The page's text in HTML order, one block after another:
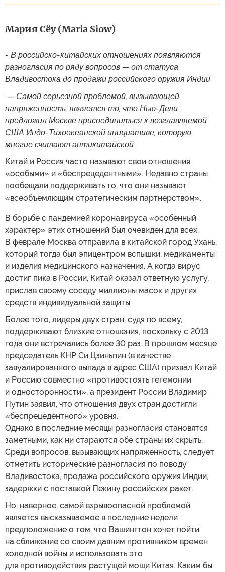
Мария Сёу (Maria Siow)
- В российско-китайских отношениях появляются
разногласия по ряду вопросов — от статуса
Владивостока до продажи российского оружия Индии
— Самой серьезной проблемой, вызывающей
напряженность, является то, что Нью-Дели
предложил Москве присоединиться к возглавляемой
США Индо-Тихоокеанской инициативе, которую
многие считают антикитайской
Китай и Россия часто называют свои отношения
«особыми» и «беспрецедентными». Недавно страны
пообещали поддерживать то, что они называют
«всеобъемлющим стратегическим партнерством».
В борьбе с пандемией коронавируса «особенный
характер» этих отношений был очевиден для всех.
В феврале Москва отправила в китайской город Ухань,
который тогда был эпицентром вспышки, медикаменты
и изделия медицинского назначения. А когда вирус
достиг пика в России, Китай оказал ответную услугу,
прислав своему соседу миллионы масок и других
средств индивидуальной защиты.
Более того, лидеры двух стран, судя по всему,
поддерживают близкие отношения, поскольку с 2013
года они встречались более 30 раз. В прошлом месяце
председатель КНР Си Цзиньпин (в качестве
завуалированного выпада в адрес США) призвал Китай
и Россию совместно «противостоять гегемонии
и односторонности», а президент России Владимир
Путин заявил, что отношения двух стран достигли
«беспрецедентного» уровня.
Однако в последние месяцы разногласия становятся
заметными, как ни стараются обе страны их скрыть.
Среди вопросов, вызывающих напряженность, следует
отметить исторические разногласия по поводу
Владивостока, продажа российского оружия Индии,
задержки с поставкой Пекину российских ракет.
Но, наверное, самой взрывоопасной проблемой
является высказываемое в последние недели
предположение о том, что Вашингтон хочет пойти
на сближение со своим давним противником времен
холодной войны и использовать это
для противодействия растущей мощи Китая. Каким бы